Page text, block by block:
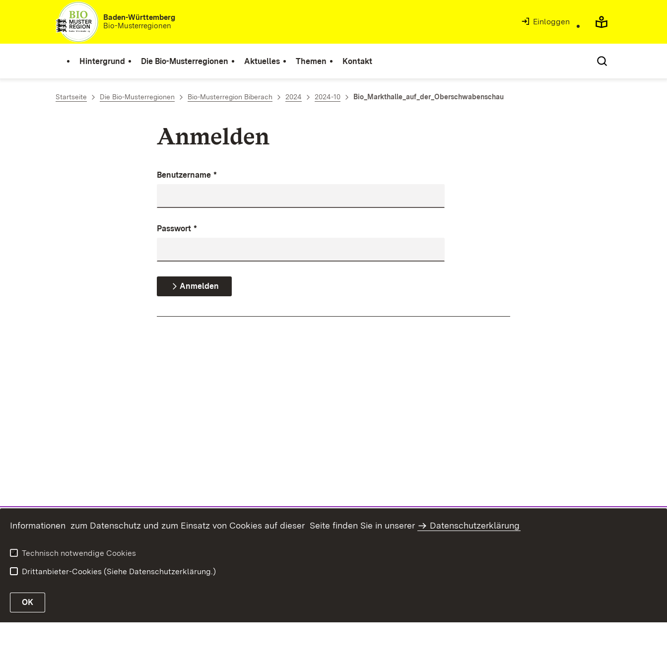
Zum Inhalt springenBaden-Württemberg
Bio-Musterregionen
Einloggen
Hintergrund Die Bio-Musterregionen Aktuelles Themen Kontakt
Startseite Die Bio-Musterregionen Bio-Musterregion Biberach 2024 2024-10 Bio_Markthalle_auf_der_Oberschwabenschau
Anmelden
Benutzername *
Passwort *
Anmelden
Informationen zum Datenschutz und zum Einsatz von Cookies auf dieser Seite finden Sie in unserer Datenschutzerklärung
Technisch notwendige Cookies
Drittanbieter-Cookies (Siehe Datenschutzerklärung.)
OK